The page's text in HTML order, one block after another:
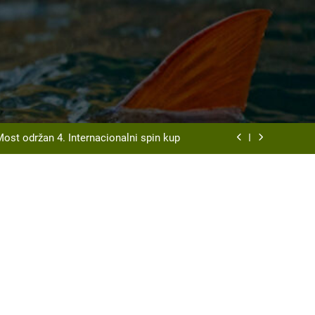
“Vrbas ” Gornji Vakuf – Uskoplje
tradicionalnu Ribarsku večer
održan 4. Internacionalni spin kup
“Vrbas ” Gornji Vakuf – Uskoplje
tradicionalnu Ribarsku večer
disciplini ulov ribe udicom na plovak